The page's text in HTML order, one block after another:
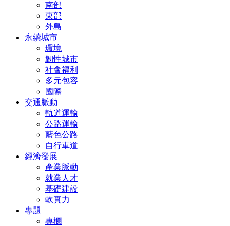
南部
東部
外島
永續城市
環境
韌性城市
社會福利
多元包容
國際
交通脈動
軌道運輸
公路運輸
藍色公路
自行車道
經濟發展
產業脈動
就業人才
基礎建設
軟實力
專題
專欄